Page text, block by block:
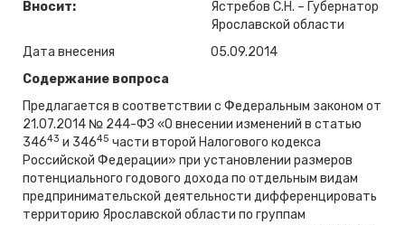
Вносит:
Ястребов С.Н. – Губернатор
Ярославской области
Дата внесения
05.09.2014
Содержание вопроса
Предлагается в соответствии с Федеральным законом от
21.07.2014 № 244-ФЗ «О внесении изменений в статью
34643 и 34645 части второй Налогового кодекса
Российской Федерации» при установлении размеров
потенциального годового дохода по отдельным видам
предпринимательской деятельности дифференцировать
территорию Ярославской области по группам